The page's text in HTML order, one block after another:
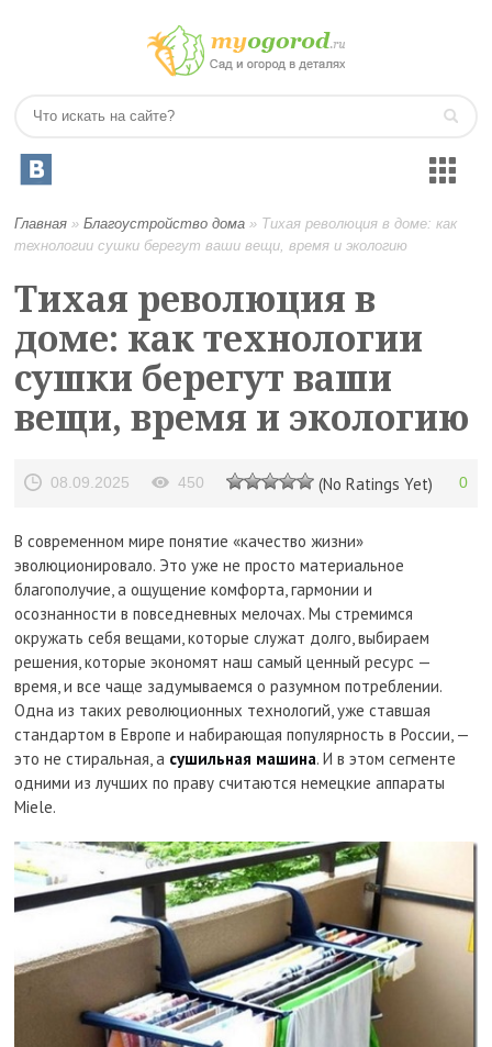
Главная »Благоустройство дома » Тихая революция в доме: как
технологии сушки берегут ваши вещи, время и экологию
Тихая революция в
доме: как технологии
сушки берегут ваши
вещи, время и экологию
08.09.2025 450 (No Ratings Yet) 0
В современном мире понятие «качество жизни»
эволюционировало. Это уже не просто материальное
благополучие, а ощущение комфорта, гармонии и
осознанности в повседневных мелочах. Мы стремимся
окружать себя вещами, которые служат долго, выбираем
решения, которые экономят наш самый ценный ресурс —
время, и все чаще задумываемся о разумном потреблении.
Одна из таких революционных технологий, уже ставшая
стандартом в Европе и набирающая популярность в России, —
это не стиральная, а сушильная машина. И в этом сегменте
одними из лучших по праву считаются немецкие аппараты
Miele.